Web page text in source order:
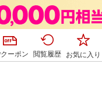
ーポン 閲覧履歴 お気に入り